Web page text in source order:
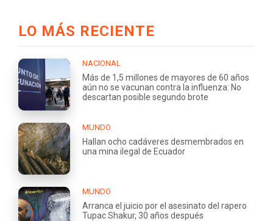
LO MÁS RECIENTE
NACIONAL
Más de 1,5 millones de mayores de 60 años
aún no se vacunan contra la influenza: No
descartan posible segundo brote
MUNDO
Hallan ocho cadáveres desmembrados en
una mina ilegal de Ecuador
MUNDO
Arranca el juicio por el asesinato del rapero
Tupac Shakur, 30 años después